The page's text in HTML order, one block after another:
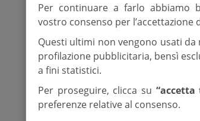
Per continuare a farlo abbiamo
vostro consenso per l’accettazione
Questi ultimi non vengono usati da
profilazione pubblicitaria, bensì
a fini statistici.
Per proseguire, clicca su
preferenze relative al consenso.